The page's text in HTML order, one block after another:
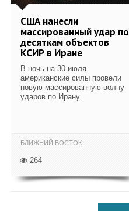
США нанесли
массированный удар по
десяткам объектов
КСИР в Иране
В ночь на 30 июля
американские силы провели
новую массированную волну
ударов по Ирану.
БЛИЖНИЙ ВОСТОК
264